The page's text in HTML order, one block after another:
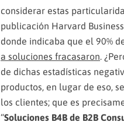
considerar estas
publicación Harvard
donde indicaba que el 90%
a soluciones fracasaron.
de dichas estadísticas
productos, en lugar de eso,
los clientes; que es
“Soluciones B4B de B2B